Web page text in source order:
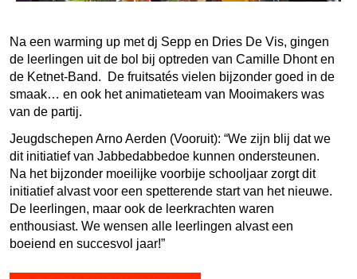
Na een warming up met dj Sepp en Dries De Vis, gingen
de leerlingen uit de bol bij optreden van Camille Dhont en
de Ketnet-Band. De fruitsatés vielen bijzonder goed in de
smaak… en ook het animatieteam van Mooimakers was
van de partij.
Jeugdschepen Arno Aerden (Vooruit): “We zijn blij dat we
dit initiatief van Jabbedabbedoe kunnen ondersteunen.
Na het bijzonder moeilijke voorbije schooljaar zorgt dit
initiatief alvast voor een spetterende start van het nieuwe.
De leerlingen, maar ook de leerkrachten waren
enthousiast. We wensen alle leerlingen alvast een
boeiend en succesvol jaar!”